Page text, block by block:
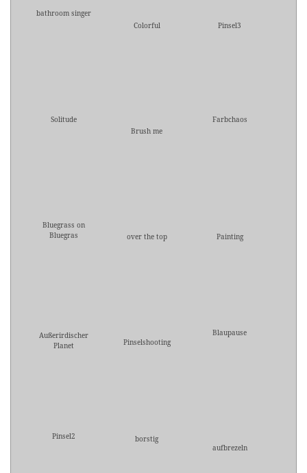
bathroom singer
Colorful
Pinsel3
Solitude
Brush me
Farbchaos
Bluegrass on
Bluegras
over the top Painting
Außerirdischer
Planet
Pinselshooting
Blaupause
Pinsel2
borstig
aufbrezeln